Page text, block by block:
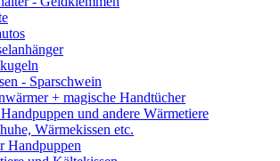
- Sparschwein
+ magische Handtücher
und andere Wärmetiere
Wärmekissen etc.
Handpuppen